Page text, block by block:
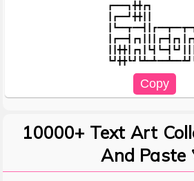
┏━━━┓╋╋┏┓
┃┏━━┛╋╋┃┃
10000+ Text Art
And Paste